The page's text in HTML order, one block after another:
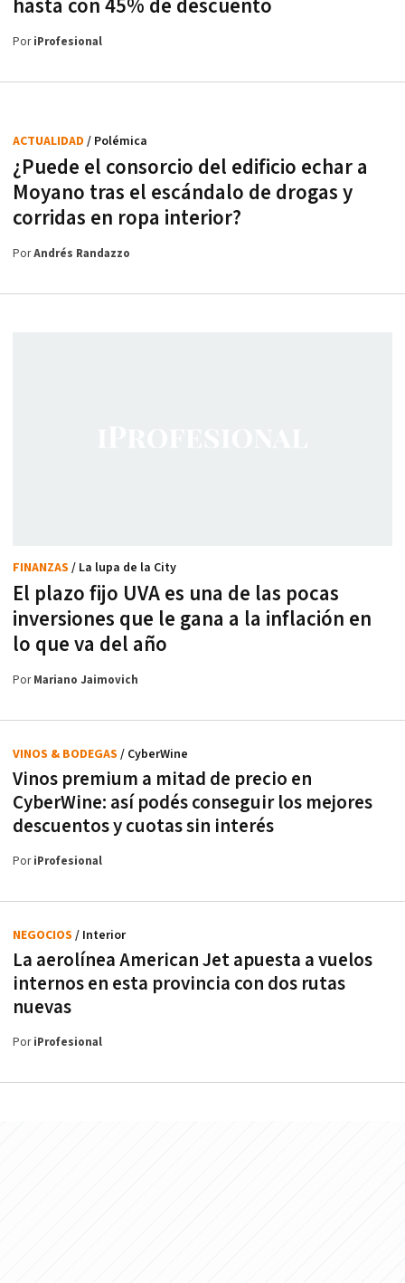
hasta con 45% de descuento
PoriProfesional
¿Puede el consorcio del edificio echar a
Moyano tras el escándalo de drogas y
corridas en ropa interior?
ACTUALIDAD / Polémica
PorAndrés Randazzo
El plazo fijo UVA es una de las pocas
inversiones que le gana a la inflación en
lo que va del año
FINANZAS / La lupa de la City
PorMariano Jaimovich
Vinos premium a mitad de precio en
CyberWine: así podés conseguir los mejores
descuentos y cuotas sin interés
VINOS & BODEGAS / CyberWine
PoriProfesional
La aerolínea American Jet apuesta a vuelos
internos en esta provincia con dos rutas
nuevas
NEGOCIOS / Interior
PoriProfesional